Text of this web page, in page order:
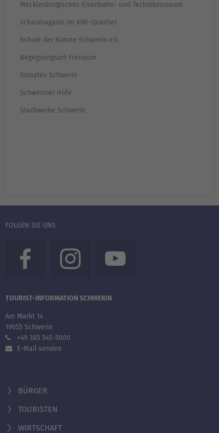
Mecklenburgisches Eisenbahn- und Technikmuseum
schaumagazin im KIW-Quartier
Schule der Künste Schwerin e.V.
Begegnungsort Freiraum
Komplex Schwerin
Schweriner Höfe
Stadtwerke Schwerin
FOLGEN SIE UNS
TOURIST-INFORMATION SCHWERIN
Am Markt 14
19055 Schwerin
+49 385 545-5000
E-Mail senden
BÜRGER
TOURISTEN
WIRTSCHAFT